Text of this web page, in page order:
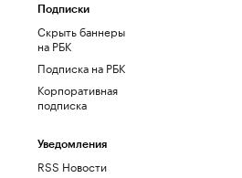
Подписки
Скрыть баннеры
на РБК
Подписка на РБК
Корпоративная
подписка
Уведомления
RSS Новости